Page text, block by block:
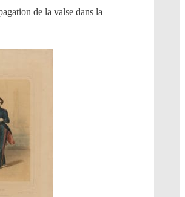
de la valse dans la